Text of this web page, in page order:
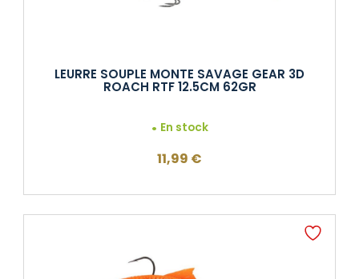
LEURRE SOUPLE MONTE SAVAGE GEAR 3D
ROACH RTF 12.5CM 62GR
En stock
11,99 €